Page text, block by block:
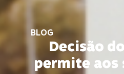
BLOG
Decisão
permite aos